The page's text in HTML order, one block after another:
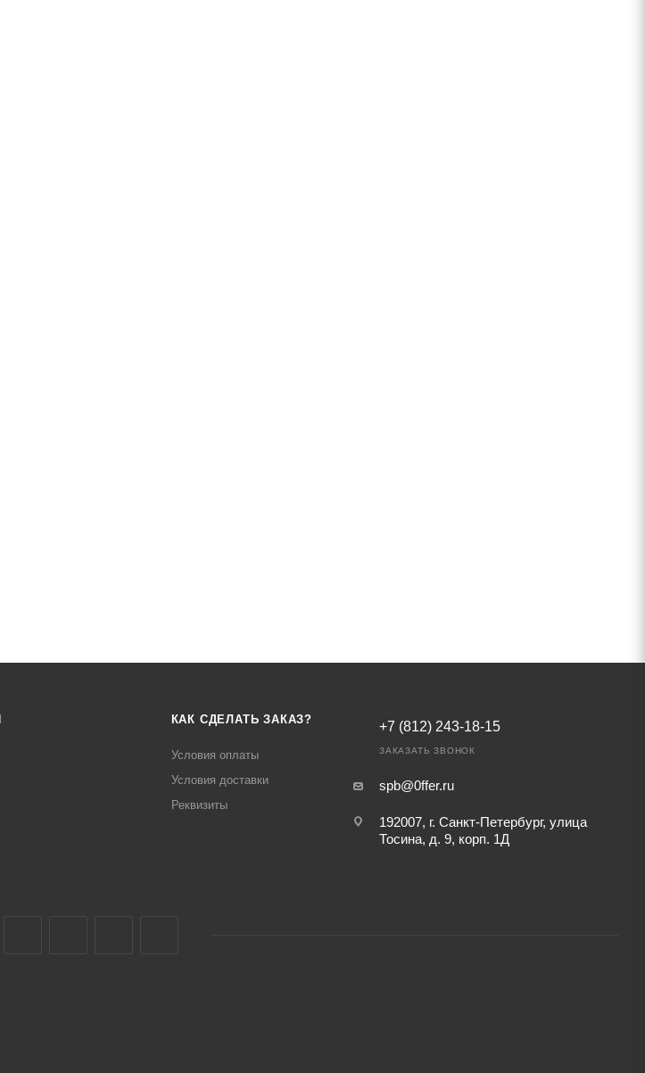
КАК СДЕЛАТЬ ЗАКАЗ?
Условия оплаты
Условия доставки
Реквизиты
+7 (812) 243-18-15
ЗАКАЗАТЬ ЗВОНОК
spb@0ffer.ru
192007, г. Санкт-Петербург, улица
Тосина, д. 9, корп. 1Д